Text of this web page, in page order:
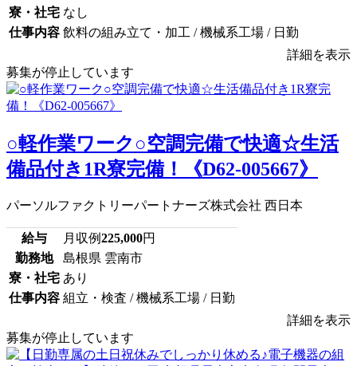
寮・社宅 なし
仕事内容 飲料の組み立て・加工 / 機械系工場 / 日勤
詳細を表示
募集が停止しています
○軽作業ワーク○空調完備で快適☆生活
備品付き1R寮完備！《D62-005667》
パーソルファクトリーパートナーズ株式会社 西日本
給与 月収例225,000円
勤務地
島根県 雲南市
寮・社宅 あり
仕事内容 組立・検査 / 機械系工場 / 日勤
詳細を表示
募集が停止しています